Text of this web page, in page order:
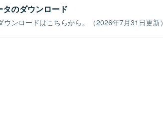
のダウンロード
ウンロードはこちらから。（2026年7月31日更新）